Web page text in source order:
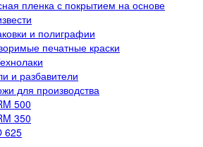
пленка с покрытием на основе
и полиграфии
печатные краски
и разбавители
для производства
500
350
625